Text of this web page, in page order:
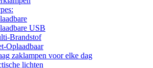
USB
Brandstof
Oplaadbaar
zaklampen voor elke dag
lichten